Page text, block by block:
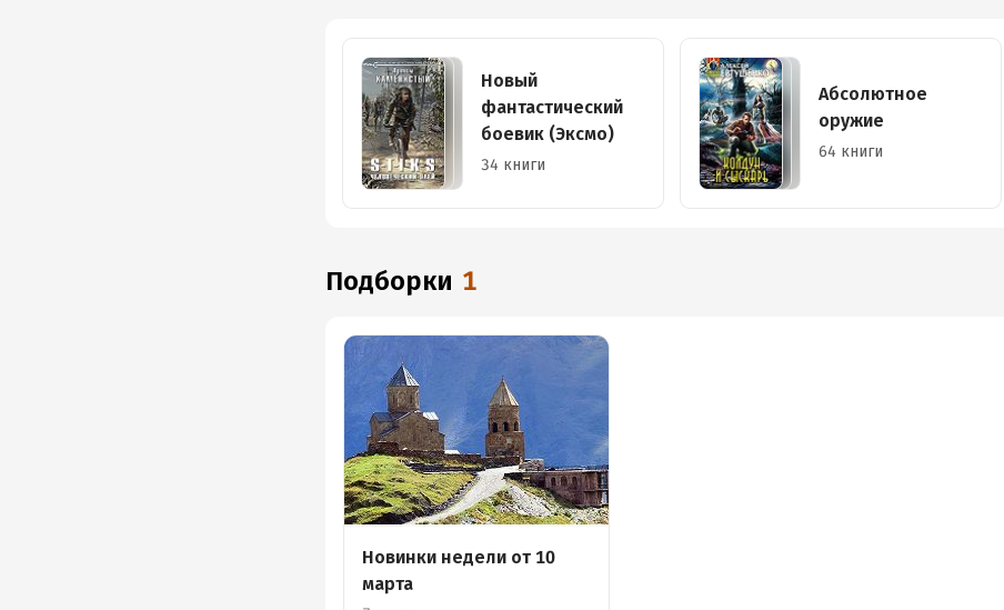
Новый
фантастический
боевик (Эксмо)
34 книги
Абсолютное
оружие
64 книги
Подборки 1
Новинки недели от 10
марта